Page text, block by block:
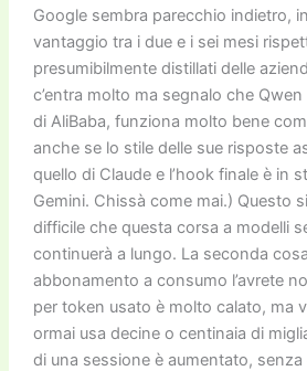
Google sembra parecchio indietro,
vantaggio tra i due e i sei mesi
presumibilmente distillati delle
c’entra molto ma segnalo che
di AliBaba, funziona molto bene
anche se lo stile delle sue risposte
quello di Claude e l’hook finale è in
Gemini. Chissà come mai.) Questo
difficile che questa corsa a modelli
continuerà a lungo. La seconda
abbonamento a consumo l’avrete
per token usato è molto calato, ma
ormai usa decine o centinaia di
di una sessione è aumentato,